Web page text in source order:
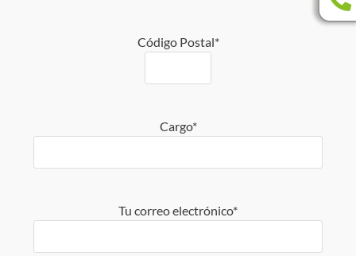
Código Postal*
Cargo*
Tu correo electrónico*